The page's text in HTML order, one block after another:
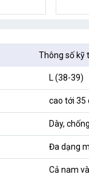
Thông số kỹ
L (38-39)
cao tới 35
Dày,
Đa dạng
Cả nam